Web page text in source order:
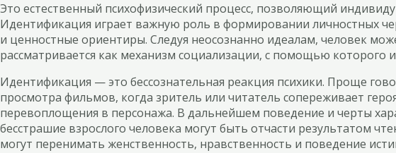
Это естественный психофизический процесс, позволяющий
Идентификация играет важную роль в формировании личностных
и ценностные ориентиры. Следуя неосознанно идеалам, человек
рассматривается как механизм социализации, с помощью которого
Идентификация — это бессознательная реакция психики. Проще
просмотра фильмов, когда зритель или читатель сопереживает
перевоплощения в персонажа. В дальнейшем поведение и черты
бесстрашие взрослого человека могут быть отчасти результатом
могут перенимать женственность, нравственность и поведение